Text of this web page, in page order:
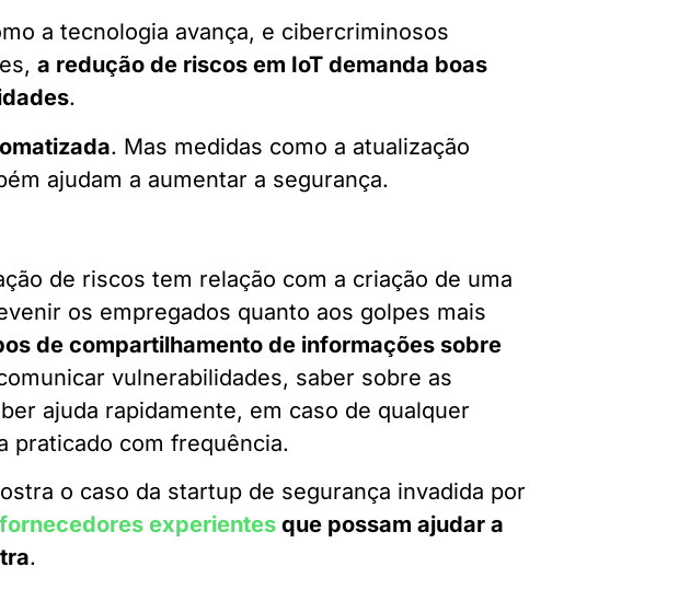
a tecnologia avança, e cibercriminosos
a redução de riscos em IoT demanda boas
.
. Mas medidas como a atualização
ajudam a aumentar a segurança.
de riscos tem relação com a criação de uma
os empregados quanto aos golpes mais
de compartilhamento de informações sobre
vulnerabilidades, saber sobre as
ajuda rapidamente, em caso de qualquer
praticado com frequência.
o caso da startup de segurança invadida por
fornecedores experientes que possam ajudar a
.